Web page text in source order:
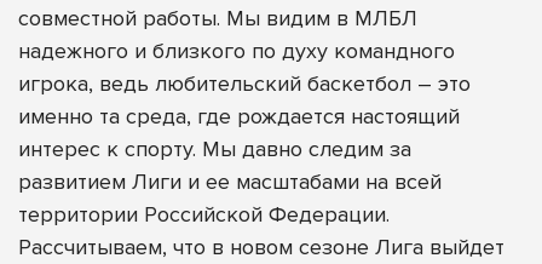
совместной работы. Мы видим в МЛБЛ
надежного и близкого по духу командного
игрока, ведь любительский баскетбол – это
именно та среда, где рождается настоящий
интерес к спорту. Мы давно следим за
развитием Лиги и ее масштабами на всей
территории Российской Федерации.
Рассчитываем, что в новом сезоне Лига выйдет